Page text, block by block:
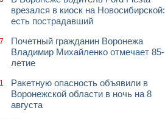
врезался в киоск на Новосибирской:
есть пострадавший
Почетный гражданин Воронежа
Владимир Михайленко отмечает 85-
летие
Ракетную опасность объявили в
Воронежской области в ночь на 8
августа